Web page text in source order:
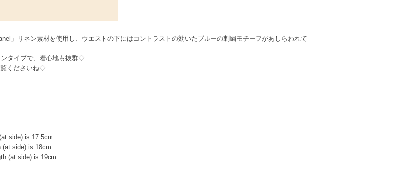
」リネン素材を使用し、ウエストの下にはコントラストの効いたブルーの刺繍モチーフがあしらわれて
ンタイプで、着心地も抜群◇
覧くださいね◇
side) is 17.5cm.
(at side) is 18cm.
(at side) is 19cm.